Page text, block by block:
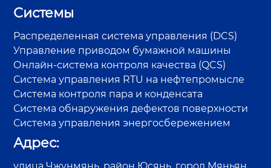
Системы
Распределенная система управления (DCS)
Управление приводом бумажной машины
Онлайн-система контроля качества (QCS)
Система управления RTU на нефтепромысле
Система контроля пара и конденсата
Система обнаружения дефектов поверхности
Система управления энергосбережением
Адрес: